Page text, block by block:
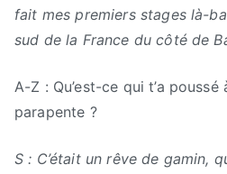
fait mes premiers stages là-
sud de la France du côté de
A-Z : Qu’est-ce qui t’a
parapente ?
S : C’était un rêve de gamin,